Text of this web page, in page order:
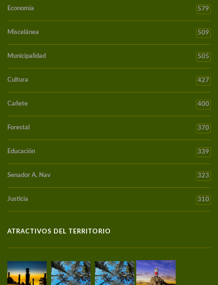
Economía 579
Miscelánea 509
Municipalidad 505
Cultura 427
Cañete 400
Forestal 370
Educación 339
Senador A. Nav 323
Justicia 310
ATRACTIVOS DEL TERRITORIO